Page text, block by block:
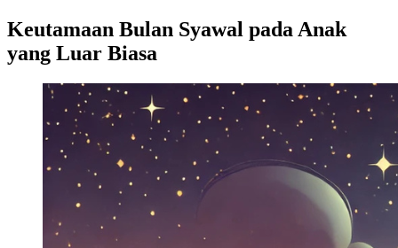
Keutamaan Bulan Syawal pada Anak
yang Luar Biasa